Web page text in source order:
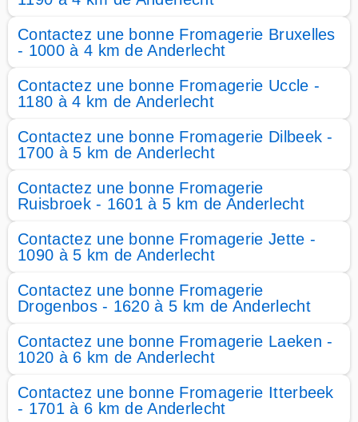
Contactez une bonne Fromagerie Bruxelles
- 1000 à 4 km de Anderlecht
Contactez une bonne Fromagerie Uccle -
1180 à 4 km de Anderlecht
Contactez une bonne Fromagerie Dilbeek -
1700 à 5 km de Anderlecht
Contactez une bonne Fromagerie
Ruisbroek - 1601 à 5 km de Anderlecht
Contactez une bonne Fromagerie Jette -
1090 à 5 km de Anderlecht
Contactez une bonne Fromagerie
Drogenbos - 1620 à 5 km de Anderlecht
Contactez une bonne Fromagerie Laeken -
1020 à 6 km de Anderlecht
Contactez une bonne Fromagerie Itterbeek
- 1701 à 6 km de Anderlecht